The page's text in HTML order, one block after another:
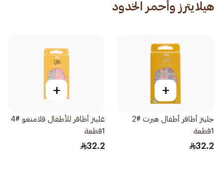
هيلايترز وأحمر الخدود
+
جليتز أظافر أطفال هيرت #2
1قطعة
32.2
+
غليتز أظافر للأطفال فلامنغو #4
1قطعة
32.2